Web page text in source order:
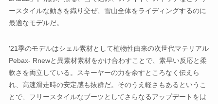
ースタイルな動きを織り交ぜ、雪山全体をライディングするのに
最適なモデルだ。
'21季のモデルはシェル素材として植物性由来の次世代マテリアル
Pebax- Rnewと異素材素材をかけ合わすことで、素早い反応と柔
軟さを両立している。スキーヤーの力を余すところなく伝えら
れ、高速滑走時の安定感も抜群だ。そのうえ軽さもあるというこ
とで、フリースタイルなブーツとしてさらなるアップデートをは